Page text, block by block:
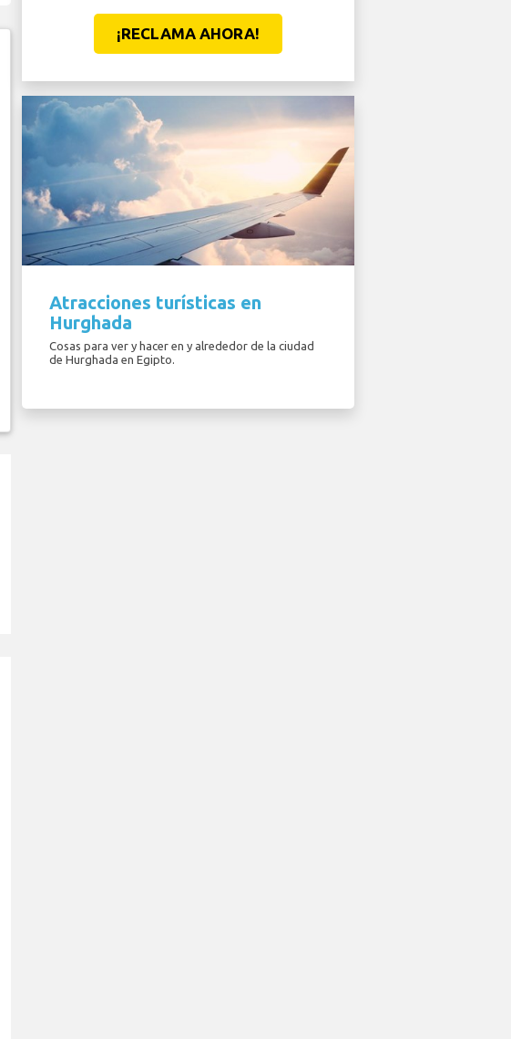
¡RECLAMA AHORA!
Atracciones turísticas en
Hurghada
Cosas para ver y hacer en y alrededor de la ciudad
de Hurghada en Egipto.